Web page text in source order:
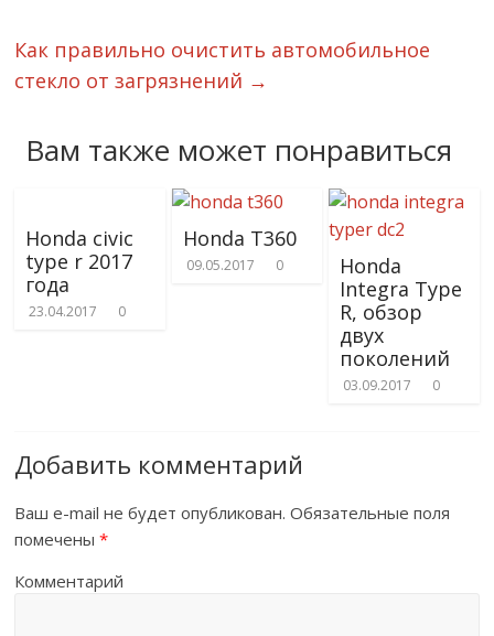
Как правильно очистить автомобильное
стекло от загрязнений →
Вам также может понравиться
Honda civic
type r 2017
года
23.04.2017 0
Honda T360
09.05.2017 0
Honda
Integra Type
R, обзор
двух
поколений
03.09.2017 0
Добавить комментарий
Ваш e-mail не будет опубликован. Обязательные поля
помечены*
Комментарий